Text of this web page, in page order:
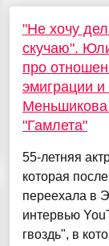
"Не хочу
скучаю".
про
эмиграции
Меньшикова
"Гамлета"
55-летняя
которая
переехала в
интервью
гвоздь", в